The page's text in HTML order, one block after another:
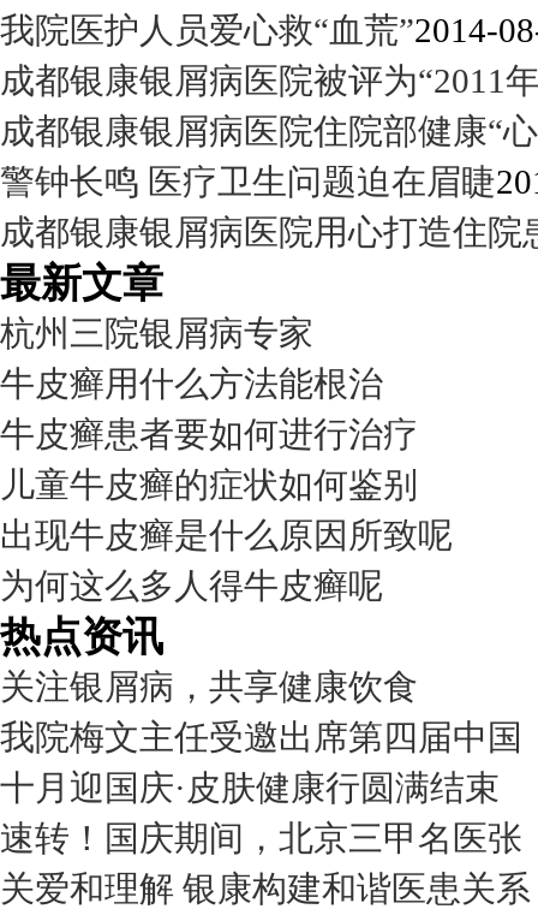
我院医护人员爱心救“血荒”2014-
成都银康银屑病医院被评为“2011
成都银康银屑病医院住院部健康“
警钟长鸣 医疗卫生问题迫在眉睫
成都银康银屑病医院用心打造住院
最新文章
杭州三院银屑病专家
牛皮癣用什么方法能根治
牛皮癣患者要如何进行治疗
儿童牛皮癣的症状如何鉴别
出现牛皮癣是什么原因所致呢
为何这么多人得牛皮癣呢
热点资讯
关注银屑病，共享健康饮食
我院梅文主任受邀出席第四届中国
十月迎国庆·皮肤健康行圆满结束
速转！国庆期间，北京三甲名医张
关爱和理解 银康构建和谐医患关系